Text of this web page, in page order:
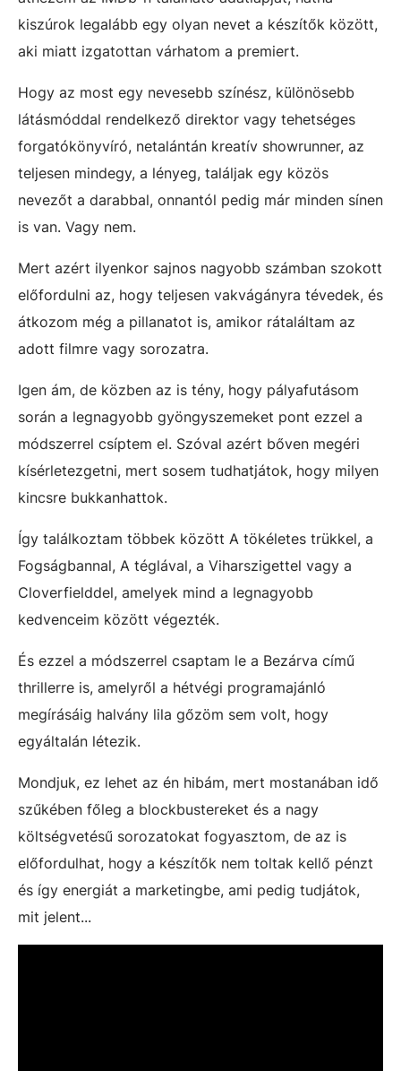
kiszúrok legalább egy olyan nevet a készítők között,
aki miatt izgatottan várhatom a premiert.
Hogy az most egy nevesebb színész, különösebb
látásmóddal rendelkező direktor vagy tehetséges
forgatókönyvíró, netalántán kreatív showrunner, az
teljesen mindegy, a lényeg, találjak egy közös
nevezőt a darabbal, onnantól pedig már minden sínen
is van. Vagy nem.
Mert azért ilyenkor sajnos nagyobb számban szokott
előfordulni az, hogy teljesen vakvágányra tévedek, és
átkozom még a pillanatot is, amikor rátaláltam az
adott filmre vagy sorozatra.
Igen ám, de közben az is tény, hogy pályafutásom
során a legnagyobb gyöngyszemeket pont ezzel a
módszerrel csíptem el. Szóval azért bőven megéri
kísérletezgetni, mert sosem tudhatjátok, hogy milyen
kincsre bukkanhattok.
Így találkoztam többek között A tökéletes trükkel, a
Fogságbannal, A téglával, a Viharszigettel vagy a
Cloverfielddel, amelyek mind a legnagyobb
kedvenceim között végezték.
És ezzel a módszerrel csaptam le a Bezárva című
thrillerre is, amelyről a hétvégi programajánló
megírásáig halvány lila gőzöm sem volt, hogy
egyáltalán létezik.
Mondjuk, ez lehet az én hibám, mert mostanában idő
szűkében főleg a blockbustereket és a nagy
költségvetésű sorozatokat fogyasztom, de az is
előfordulhat, hogy a készítők nem toltak kellő pénzt
és így energiát a marketingbe, ami pedig tudjátok,
mit jelent...